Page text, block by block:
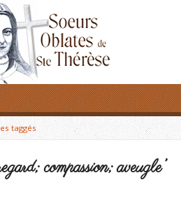
taggés
compassion; aveugle’